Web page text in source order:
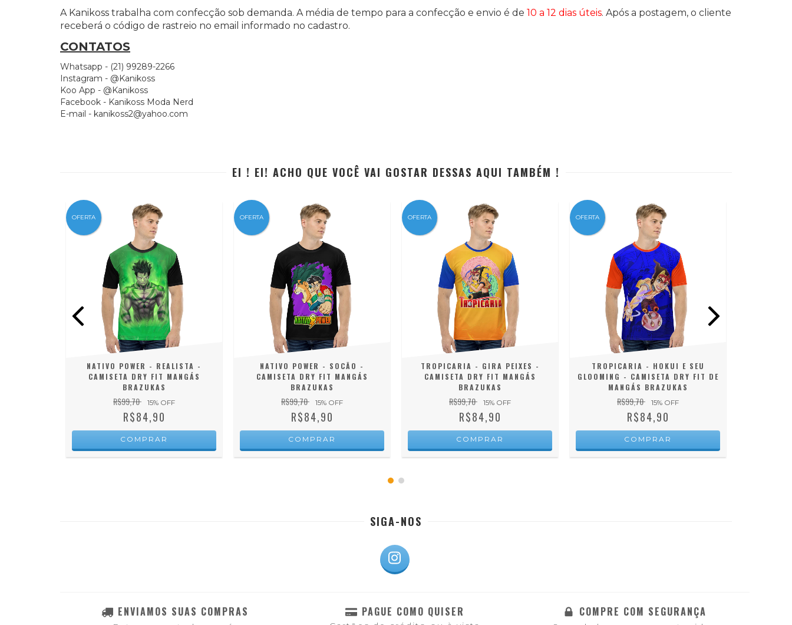
A Kanikoss trabalha com confecção sob demanda. A média de tempo para a confecção e envio é de 10 a 12 dias úteis. Após a postagem, o cliente
receberá o código de rastreio no email informado no cadastro.
CONTATOS
Whatsapp - (21) 99289-2266
Instagram - @Kanikoss
Koo App - @Kanikoss
Facebook - Kanikoss Moda Nerd
E-mail - kanikoss2@yahoo.com
EI ! EI! ACHO QUE VOCÊ VAI GOSTAR DESSAS AQUI TAMBÉM !
OFERTA
NATIVO POWER - REALISTA -
CAMISETA DRY FIT MANGÁS
BRAZUKAS
R$99,70 15% OFF
R$84,90
COMPRAR
OFERTA
NATIVO POWER - SOCÃO -
CAMISETA DRY FIT MANGÁS
BRAZUKAS
R$99,70 15% OFF
R$84,90
COMPRAR
OFERTA
TROPICARIA - GIRA PEIXES -
CAMISETA DRY FIT MANGÁS
BRAZUKAS
R$99,70 15% OFF
R$84,90
COMPRAR
OFERTA
TROPICARIA - HOKUI E SEU
GLOOMING - CAMISETA DRY FIT DE
MANGÁS BRAZUKAS
R$99,70 15% OFF
R$84,90
COMPRAR
SIGA-NOS
ENVIAMOS SUAS COMPRAS PAGUE COMO QUISER COMPRE COM SEGURANÇA